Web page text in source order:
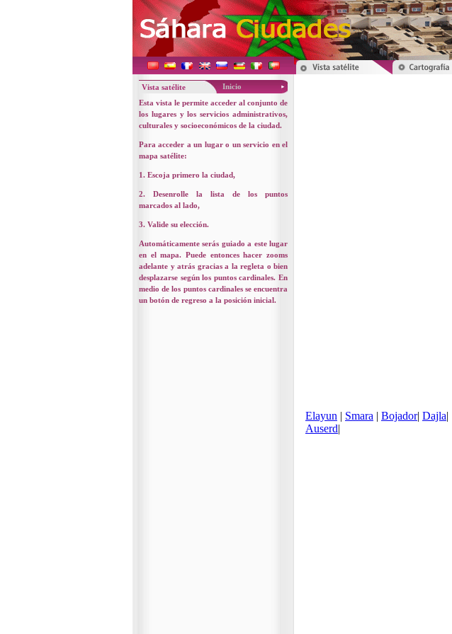
Vista satélite
Inicio
Esta vista le permite acceder al conjunto de
los lugares y los servicios administrativos,
culturales y socioeconómicos de la ciudad.
Para acceder a un lugar o un servicio en el
mapa satélite:
1. Escoja primero la ciudad,
2. Desenrolle la lista de los puntos
marcados al lado,
3. Valide su elección.
Automáticamente serás guiado a este lugar
en el mapa. Puede entonces hacer zooms
adelante y atrás gracias a la regleta o bien
desplazarse según los puntos cardinales. En
medio de los puntos cardinales se encuentra
un botón de regreso a la posición inicial.